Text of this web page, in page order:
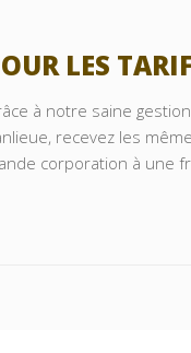
LES
à notre saine
recevez les
corporation à une